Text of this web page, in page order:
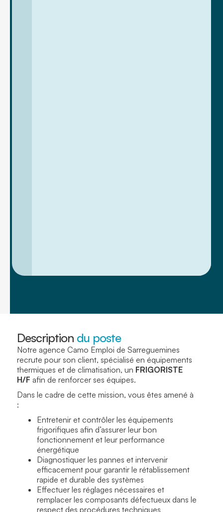
Description du poste
Notre agence Camo Emploi de Sarreguemines
recrute pour son client, spécialisé en équipements
thermiques et de climatisation, un FRIGORISTE
H/F afin de renforcer ses équipes.
Dans le cadre de cette mission, vous êtes amené à
:
Entretenir et contrôler les équipements
frigorifiques afin d’assurer leur bon
fonctionnement et leur performance
énergétique
Diagnostiquer les pannes et intervenir
efficacement pour garantir le rétablissement
rapide et durable des systèmes
Effectuer les réglages nécessaires et
remplacer les composants défectueux dans le
respect des procédures techniques